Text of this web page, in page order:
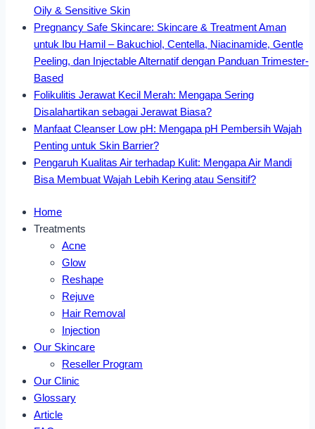
Oily & Sensitive Skin
Pregnancy Safe Skincare: Skincare & Treatment Aman
untuk Ibu Hamil – Bakuchiol, Centella, Niacinamide, Gentle
Peeling, dan Injectable Alternatif dengan Panduan Trimester-
Based
Folikulitis Jerawat Kecil Merah: Mengapa Sering
Disalahartikan sebagai Jerawat Biasa?
Manfaat Cleanser Low pH: Mengapa pH Pembersih Wajah
Penting untuk Skin Barrier?
Pengaruh Kualitas Air terhadap Kulit: Mengapa Air Mandi
Bisa Membuat Wajah Lebih Kering atau Sensitif?
Home
Treatments
Acne
Glow
Reshape
Rejuve
Hair Removal
Injection
Our Skincare
Reseller Program
Our Clinic
Glossary
Article